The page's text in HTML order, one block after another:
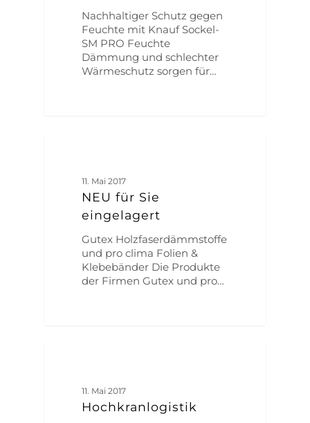
Nachhaltiger Schutz gegen
Feuchte mit Knauf Sockel-
SM PRO Feuchte
Dämmung und schlechter
Wärmeschutz sorgen für…
11. Mai 2017
NEU für Sie
eingelagert
Gutex Holzfaserdämmstoffe
und pro clima Folien &
Klebebänder Die Produkte
der Firmen Gutex und pro…
11. Mai 2017
Hochkranlogistik